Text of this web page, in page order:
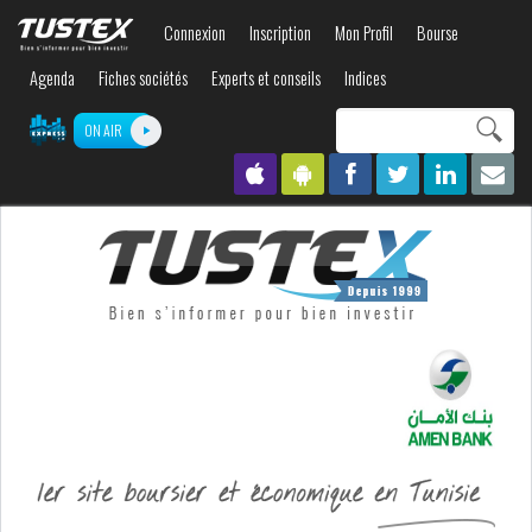
contenu
Connexion Inscription Mon Profil
Bourse
Agenda
Fiches sociétés Experts et conseils Indices
ON AIR
recherche